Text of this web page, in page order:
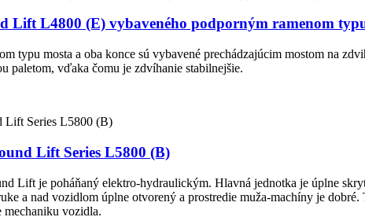
Lift L4800 (E) vybaveného podporným ramenom
typu mosta a oba konce sú vybavené prechádzajúcim mostom na
paletom, vďaka čomu je zdvíhanie stabilnejšie.
Lift Series L5800 (B)
Lift je poháňaný elektro-hydraulickým. Hlavná jednotka je úplne
a nad vozidlom úplne otvorený a prostredie muža-machíny je
mechaniku vozidla.